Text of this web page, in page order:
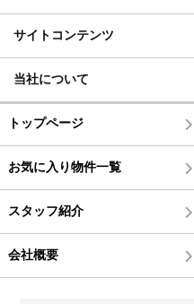
サイトコンテンツ
当社について
トップページ
お気に入り物件一覧
スタッフ紹介
会社概要